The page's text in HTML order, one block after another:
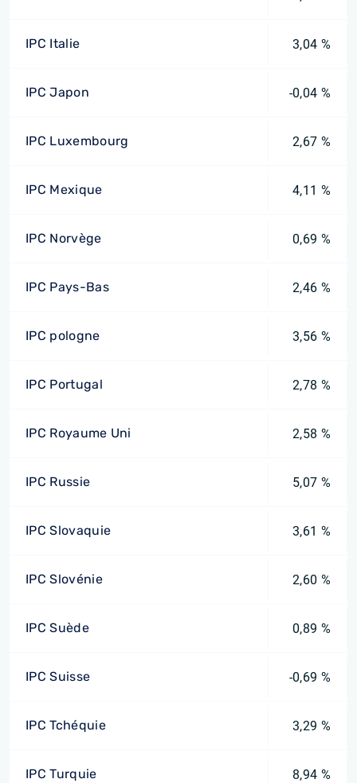
IPC Italie 3,04 %
IPC Japon -0,04 %
IPC Luxembourg 2,67 %
IPC Mexique 4,11 %
IPC Norvège 0,69 %
IPC Pays-Bas 2,46 %
IPC pologne 3,56 %
IPC Portugal 2,78 %
IPC Royaume Uni 2,58 %
IPC Russie 5,07 %
IPC Slovaquie 3,61 %
IPC Slovénie 2,60 %
IPC Suède 0,89 %
IPC Suisse -0,69 %
IPC Tchéquie 3,29 %
IPC Turquie 8,94 %